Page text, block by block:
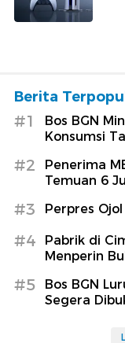
Berita
#1
Bos BGN
Konsumsi
#2
Penerima
Temuan 6
#3 Perpres
#4
Pabrik di
Menperin
#5
Bos BGN
Segera